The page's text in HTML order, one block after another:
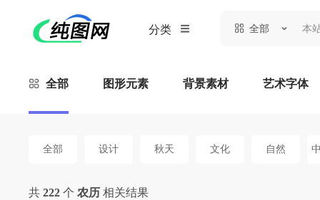
分类 全部
全部 图形元素 背景素材 艺术字体
全部 设计 秋天 文化 自然
共 222 个 农历 相关结果